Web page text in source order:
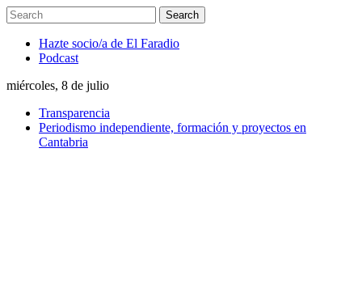
Hazte socio/a de El Faradio
Podcast
miércoles, 8 de julio
Transparencia
Periodismo independiente, formación y proyectos en
Cantabria